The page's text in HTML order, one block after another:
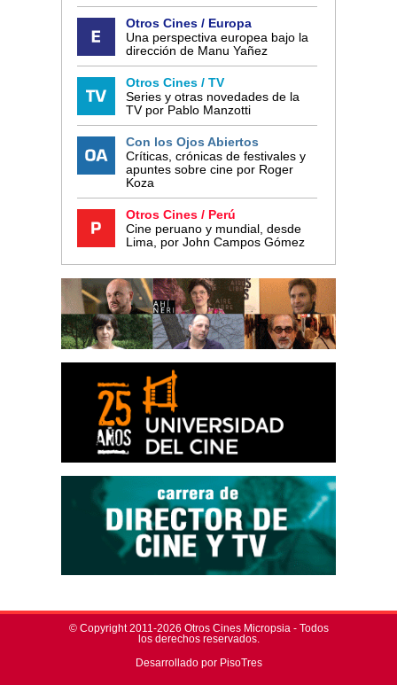
Otros Cines / Europa
Una perspectiva europea bajo la
dirección de Manu Yañez
Otros Cines / TV
Series y otras novedades de la
TV por Pablo Manzotti
Con los Ojos Abiertos
Críticas, crónicas de festivales y
apuntes sobre cine por Roger
Koza
Otros Cines / Perú
Cine peruano y mundial, desde
Lima, por John Campos Gómez
© Copyright 2011-2026 Otros Cines Micropsia - Todos
los derechos reservados.
Desarrollado por PisoTres